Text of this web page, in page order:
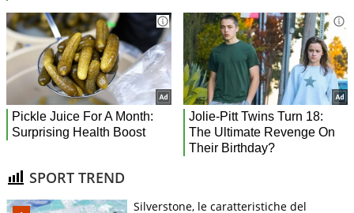
SPORT TREND
Silverstone, le caratteristiche del